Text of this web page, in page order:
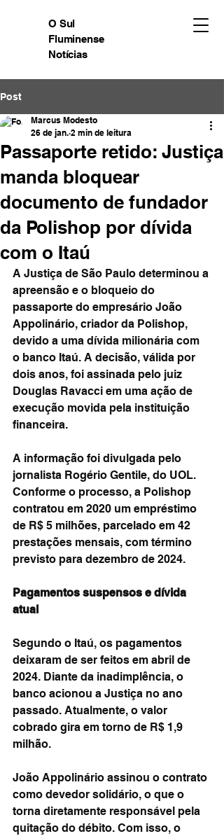
O Sul
Fluminense
Notícias
Post
Passaporte retido: Justiça
manda bloquear
documento de fundador
da Polishop por dívida
com o Itaú
Marcus Modesto
26 de jan. 2 min de leitura
A Justiça de São Paulo determinou a
apreensão e o bloqueio do
passaporte do empresário João
Appolinário, criador da Polishop,
devido a uma dívida milionária com
o banco Itaú. A decisão, válida por
dois anos, foi assinada pelo juiz
Douglas Ravacci em uma ação de
execução movida pela instituição
financeira.
A informação foi divulgada pelo
jornalista Rogério Gentile, do UOL.
Conforme o processo, a Polishop
contratou em 2020 um empréstimo
de R$ 5 milhões, parcelado em 42
prestações mensais, com término
previsto para dezembro de 2024.
Pagamentos suspensos e dívida
atual
Segundo o Itaú, os pagamentos
deixaram de ser feitos em abril de
2024. Diante da inadimplência, o
banco acionou a Justiça no ano
passado. Atualmente, o valor
cobrado gira em torno de R$ 1,9
milhão.
João Appolinário assinou o contrato
como devedor solidário, o que o
torna diretamente responsável pela
quitação do débito. Com isso, o